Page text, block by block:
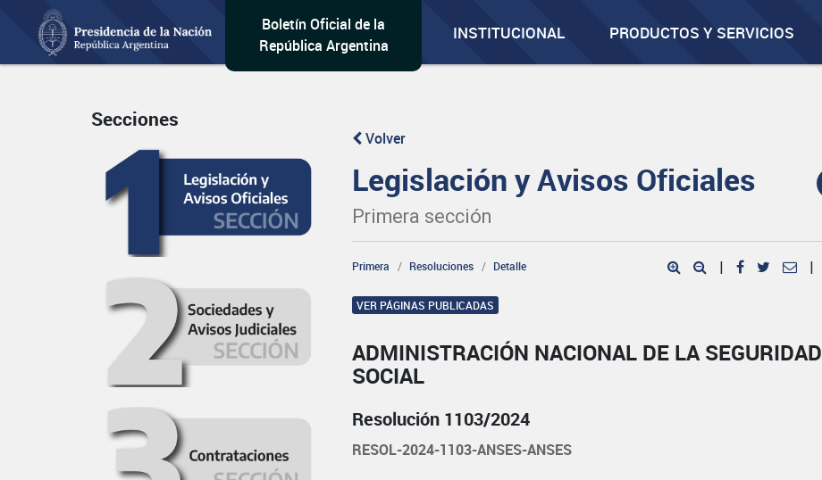
Boletín Oficial de la
República Argentina
INSTITUCIONAL PRODUCTOS Y SERVICIOS
Secciones
Volver
Legislación y Avisos Oficiales
Primera sección
Primera Resoluciones Detalle | |
VER PÁGINAS PUBLICADAS
ADMINISTRACIÓN NACIONAL DE LA SEGURIDAD
SOCIAL
Resolución 1103/2024
RESOL-2024-1103-ANSES-ANSES